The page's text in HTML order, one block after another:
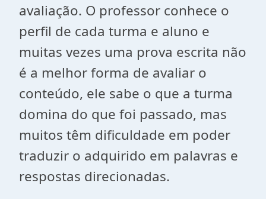
avaliação. O professor conhece o
perfil de cada turma e aluno e
muitas vezes uma prova escrita não
é a melhor forma de avaliar o
conteúdo, ele sabe o que a turma
domina do que foi passado, mas
muitos têm dificuldade em poder
traduzir o adquirido em palavras e
respostas direcionadas.